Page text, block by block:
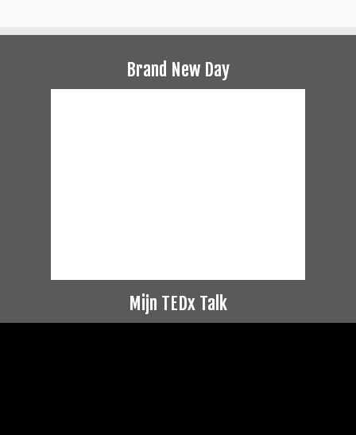
Brand New Day
Mijn TEDx Talk